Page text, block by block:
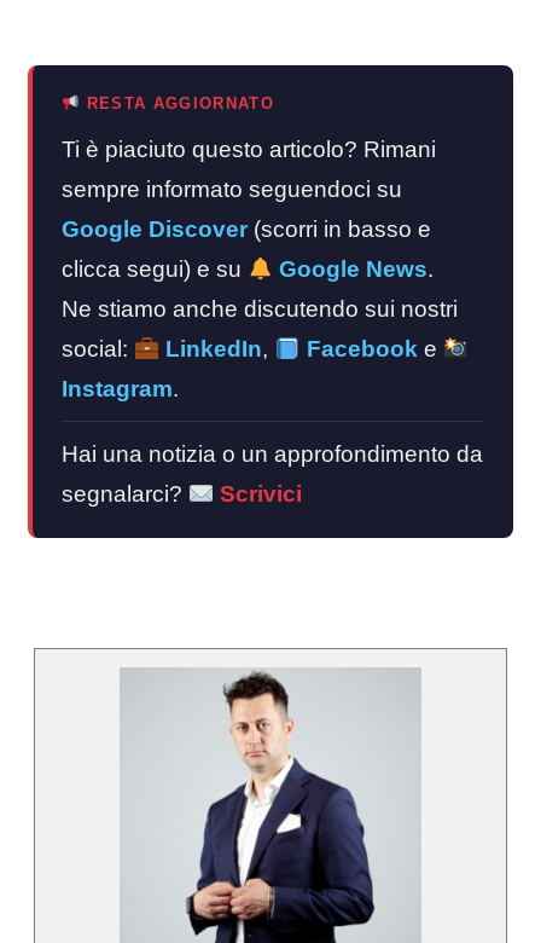
RESTA AGGIORNATO
Ti è piaciuto questo articolo? Rimani
sempre informato seguendoci su
Google Discover (scorri in basso e
clicca segui) e su
Google News.
Ne stiamo anche discutendo sui nostri
social:
LinkedIn, Facebooke
Instagram.
Hai una notizia o un approfondimento da
segnalarci?
Scrivici